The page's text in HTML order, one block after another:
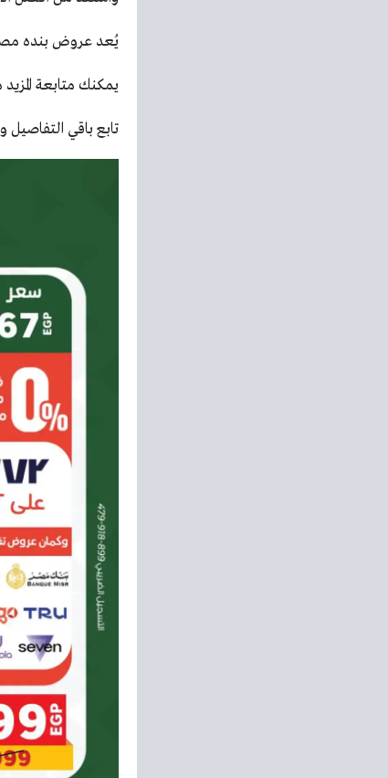
يُعد عروض بنده مصر
يمكنك متابعة
تابع باقي التفاصيل